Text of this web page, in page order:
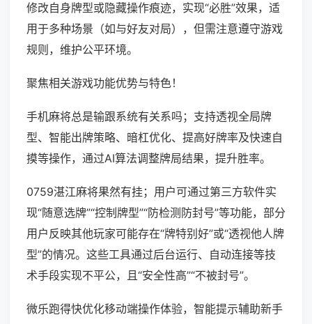
修改自身牌型或隐藏操作痕迹，实现“必胜”效果，适
用于多种场景（如与好友对局），但需注意遵守游戏
规则，维护公平环境。
聚焦相关游戏功能优势与特色！
手机麻将总是输跟系统有关系吗；支持透视全局牌
型、智能出牌策略、暗杠优化、提高好牌率及快速自
摸等操作，通过AI算法调整牌局结果，提升胜率。
0759湛江麻将果然有挂；用户可通过第三方软件实
现“随意选牌”“控制牌型”“防检测防封号”等功能，部分
用户反映其他玩家可能存在“牌特别好”或“透视他人牌
型”的情况。这些工具通过后台运行、自动连接等技
术手段实现不平公，且“安全性高”“不被封号”。
微乐跑得快优化移动端操作体验，智能提示辅助新手